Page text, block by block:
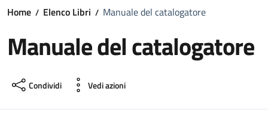
Home Elenco Libri Manuale del catalogatore
Manuale del catalogatore
Condividi Vedi azioni